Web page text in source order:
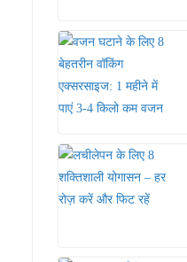
bo
ok
tte
r